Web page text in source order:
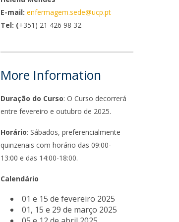
E-mail:enfermagem.sede@ucp.pt
Tel: (+351) 21 426 98 32
More Information
Duração do Curso: O Curso decorrerá
entre fevereiro e outubro de 2025.
Horário: Sábados, preferencialmente
quinzenais com horário das 09:00-
13:00 e das 14:00-18:00.
Calendário
01 e 15 de fevereiro 2025
01, 15 e 29 de março 2025